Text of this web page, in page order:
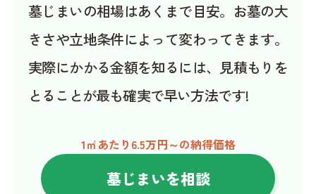
墓じまいの相場はあくまで目安。お墓の大
きさや立地条件によって変わってきます。
実際にかかる金額を知るには、見積もりを
とることが最も確実で早い方法です!
1㎡あたり6.5万円～の納得価格
墓じまいを相談